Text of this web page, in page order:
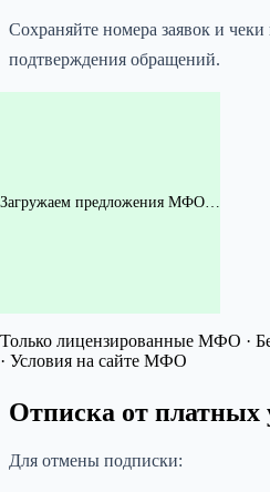
Сохраняйте номера заявок и
подтверждения обращений.
Загружаем предложения МФО…
Только лицензированные МФО ·
· Условия на сайте МФО
Отписка от платных
Для отмены подписки: